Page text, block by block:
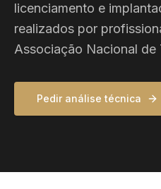
licenciamento e
realizados por
Associação Nacional de
Pedir análise técnica